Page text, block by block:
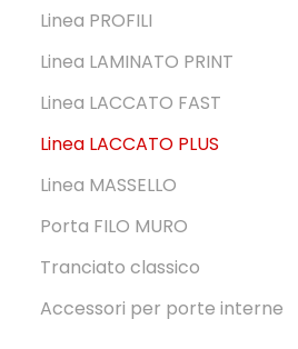
Linea PROFILI
Linea LAMINATO PRINT
Linea LACCATO FAST
Linea LACCATO PLUS
Linea MASSELLO
Porta FILO MURO
Tranciato classico
Accessori per porte interne